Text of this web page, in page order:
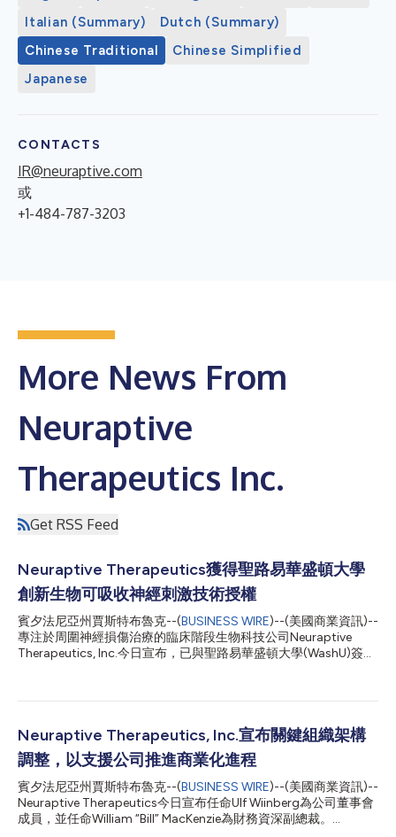
Italian (Summary)
Dutch (Summary)
Chinese Traditional
Chinese Simplified
Japanese
CONTACTS
IR@neuraptive.com
或
+1-484-787-3203
More News From
Neuraptive
Therapeutics Inc.
Get RSS Feed
Neuraptive Therapeutics獲得聖路易華盛頓大學
創新生物可吸收神經刺激技術授權
賓夕法尼亞州賈斯特布魯克--(BUSINESS WIRE)--(美國商業資訊)--
專注於周圍神經損傷治療的臨床階段生物科技公司Neuraptive
Therapeutics, Inc.今日宣布，已與聖路易華盛頓大學(WashU)簽署
研發，可透過向受損神經精準輸送電脈波，加快神經再生。該裝置
術進行取出。 WashU副校長兼技術管理辦公室董事總經理Nichole
R. Mercier博士表示：「WashU欣然與Neuraptive這樣一家新興企
業攜手合作，共同推進源自我校科研實驗室的生物可吸收技術平台
的開發。此次授權合約將推動該技術平台的進一步開發，加快其在
周圍神經修復領域的應用，並為病患帶來切實獲益。」
Neuraptive Therapeutics董事長兼執行長Bob Radie表示：「此次
交易是我們進一步豐富產品組合、為神經損傷病患提供更多治療選
Neuraptive Therapeutics, Inc.宣布關鍵組織架構
調整，以支援公司推進商業化進程
賓夕法尼亞州賈斯特布魯克--(BUSINESS WIRE)--(美國商業資訊)--
Neuraptive Therapeutics今日宣布任命Ulf Wiinberg為公司董事會
成員，並任命William “Bill” MacKenzie為財務資深副總裁。